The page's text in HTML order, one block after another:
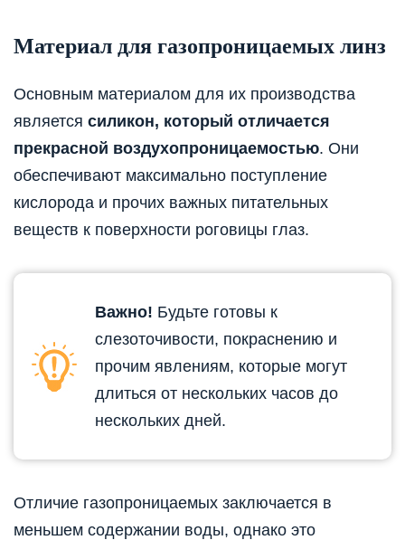
Материал для газопроницаемых линз
Основным материалом для их производства
является силикон, который отличается
прекрасной воздухопроницаемостью. Они
обеспечивают максимально поступление
кислорода и прочих важных питательных
веществ к поверхности роговицы глаз.
Важно! Будьте готовы к
слезоточивости, покраснению и
прочим явлениям, которые могут
длиться от нескольких часов до
нескольких дней.
Отличие газопроницаемых заключается в
меньшем содержании воды, однако это